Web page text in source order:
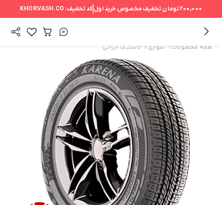
200,000 تومان تخفیف مخصوص خرید اولکد تخفیف: KHORVASH.CO
همه محصولات/ سواری / لاستیک ایرانی